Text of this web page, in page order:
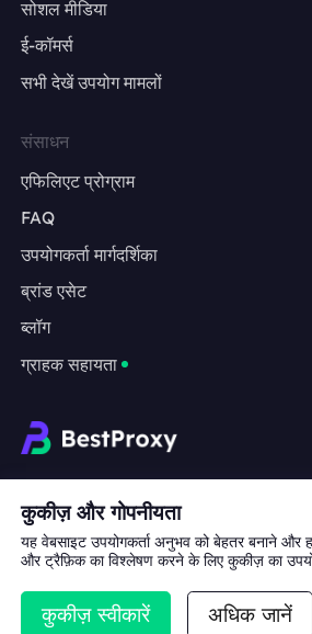
सोशल मीडिया
ई-कॉमर्स
सभी देखें उपयोग मामलों
संसाधन
एफिलिएट प्रोग्राम
FAQ
उपयोगकर्ता मार्गदर्शिका
ब्रांड एसेट
ब्लॉग
ग्राहक सहायता
सहयोग:
हमारे बारे में ब्रांड एसेट सेवा की शर्तें
कुकीज़ और गोपनीयता
यह वेबसाइट उपयोगकर्ता अनुभव को बेहतर बनाने और
और ट्रैफ़िक का विश्लेषण करने के लिए कुकीज़ का
कुकीज़ स्वीकारें अधिक जानें